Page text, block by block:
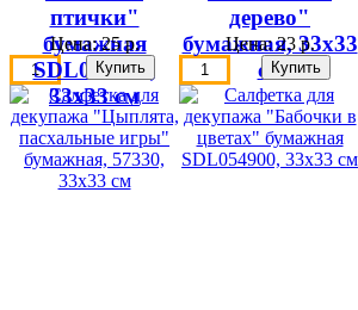
птички"
бумажная
SDL060100,
33х33 см
Цена:25 р.
дерево"
бумажная, 33х33
см
Цена:23 р.